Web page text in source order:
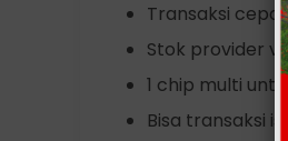
Transaksi
Stok provider
1 chip multi
Bisa transaksi